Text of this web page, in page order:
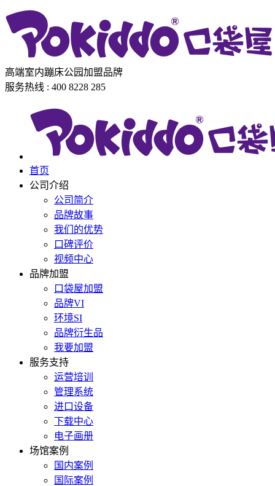
高端室内蹦床公园加盟品牌
服务热线 : 400 8228 285
首页
公司介绍
公司简介
品牌故事
我们的优势
口碑评价
视频中心
品牌加盟
口袋屋加盟
品牌VI
环境SI
品牌衍生品
我要加盟
服务支持
运营培训
管理系统
进口设备
下载中心
电子画册
场馆案例
国内案例
国际案例